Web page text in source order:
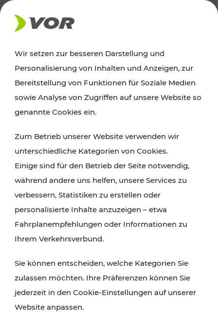
AKTUELLES
Ausflugstipps
Wien, Niederösterreich und das Burgenland
Wanderungen, Kultur und Gastronomie,
Radtouren oder purer Naturgenuss – viele
Attraktionen sind mit den Ticket- und Fahrplan-
Angeboten des VOR gut und schnell erreichbar.
Wir setzen zur besseren Darstellung und
Personalisierung von Inhalten und Anzeigen, zur
Bereitstellung von Funktionen für Soziale Medien
sowie Analyse von Zugriffen auf unsere Website so
genannte Cookies ein.
Zum Betrieb unserer Website verwenden wir
unterschiedliche Kategorien von Cookies.
Einige sind für den Betrieb der Seite notwendig,
während andere uns helfen, unsere Services zu
verbessern, Statistiken zu erstellen oder
personalisierte Inhalte anzuzeigen – etwa
Fahrplanempfehlungen oder Informationen zu
Ihrem Verkehrsverbund.
Sie können entscheiden, welche Kategorien Sie
zulassen möchten. Ihre Präferenzen können Sie
jederzeit in den Cookie-Einstellungen auf unserer
Website anpassen.